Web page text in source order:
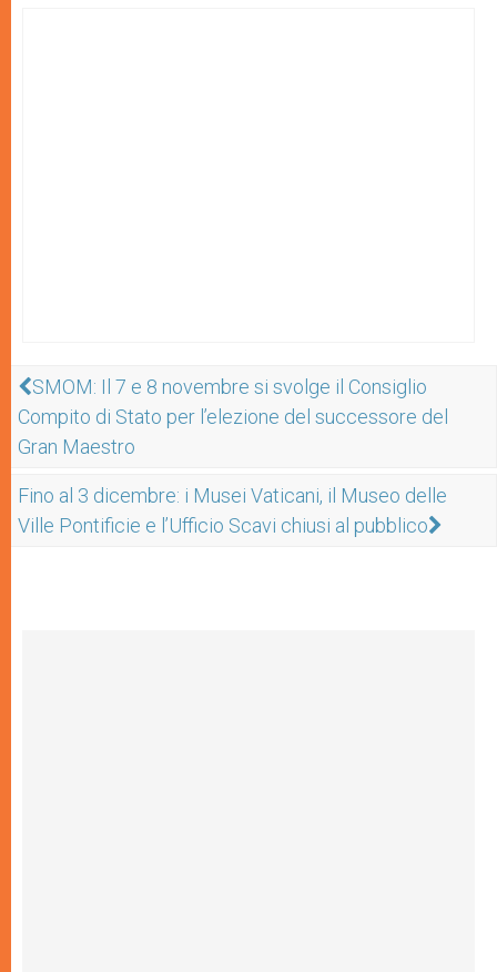
SMOM: Il 7 e 8 novembre si svolge il Consiglio
Compito di Stato per l’elezione del successore del
Gran Maestro
Fino al 3 dicembre: i Musei Vaticani, il Museo delle
Ville Pontificie e l’Ufficio Scavi chiusi al pubblico